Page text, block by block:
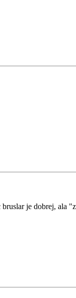
je dobrej,